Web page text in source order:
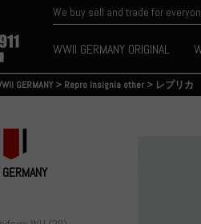
We buy sell and trade for
WWII GERMANY ORIGINAL
GERMANY > Repro Insignia other > レプリカ